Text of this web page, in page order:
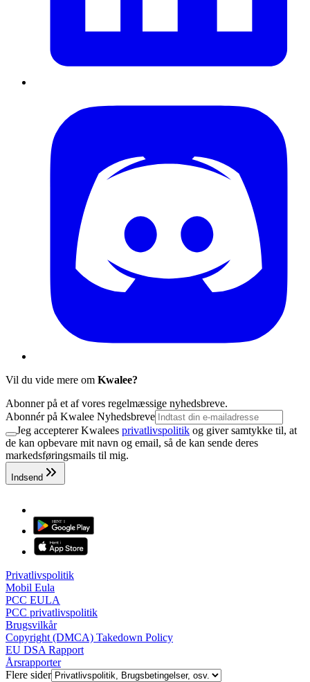
Vil du vide mere om Kwalee?
Abonner på et af vores regelmæssige nyhedsbreve.
Abonnér på Kwalee Nyhedsbreve
Jeg accepterer Kwalees privatlivspolitik og giver samtykke til, at
de kan opbevare mit navn og email, så de kan sende deres
markedsføringsmails til mig.
Indsend
Privatlivspolitik
Mobil Eula
PCC EULA
PCC privatlivspolitik
Brugsvilkår
Copyright (DMCA) Takedown Policy
EU DSA Rapport
Årsrapporter
Flere sider